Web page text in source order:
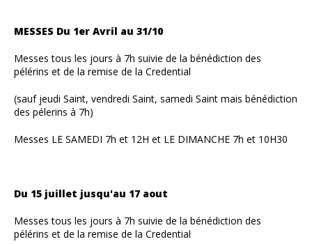
MESSES Du 1er Avril au 31/10
Messes tous les jours à 7h suivie de la bénédiction des
pélérins et de la remise de la Credential
(sauf jeudi Saint, vendredi Saint, samedi Saint mais bénédiction
des pélerins à 7h)
Messes LE SAMEDI 7h et 12H et LE DIMANCHE 7h et 10H30
Du 15 juillet jusqu'au 17 aout
Messes tous les jours à 7h suivie de la bénédiction des
pélérins et de la remise de la Credential